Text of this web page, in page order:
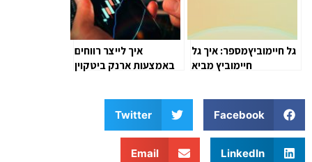
גל חיימוביץמספר: איך גל
חיימוביץ מביא
בעולם המיתוג
איך לייצר רווחים
באמצעות ארנק ביטקוין
Facebook
Twitter
LinkedIn
Email